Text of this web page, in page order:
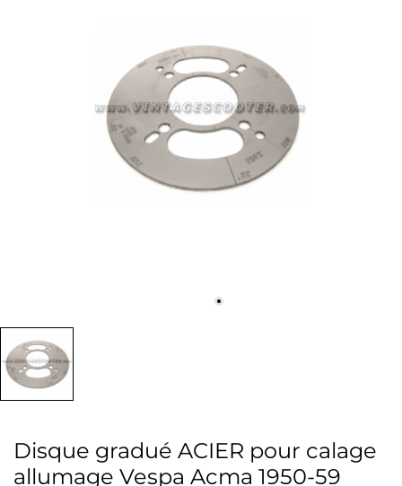
Disque gradué ACIER pour calage
allumage Vespa Acma 1950-59